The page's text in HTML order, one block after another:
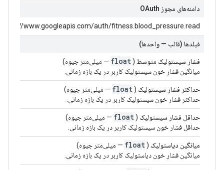
دامنه‌های مجوز OAuth
https://www.googleapis.com/auth/fitness.blood_pressure.read
فیلدها (قالب — واحدها)
فشار سیستولیک متوسط ​​(
float — میلی‌متر جیوه)
میانگین فشار خون سیستولیک کاربر در یک بازه زمانی.
حداکثر فشار سیستولیک (
float — میلی‌متر جیوه)
حداکثر فشار خون سیستولیک کاربر در یک بازه زمانی.
حداقل فشار سیستولیک (
float — میلی‌متر جیوه)
حداقل فشار خون سیستولیک کاربر در یک بازه زمانی.
میانگین دیاستولیک (
float — میلی‌متر جیوه)
میانگین فشار خون دیاستولیک کاربر در یک بازه زمانی.